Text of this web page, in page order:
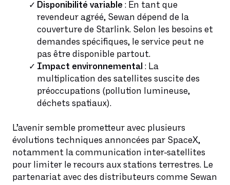
Disponibilité variable : En tant que
revendeur agréé, Sewan dépend de la
couverture de Starlink. Selon les besoins et
demandes spécifiques, le service peut ne
pas être disponible partout.
Impact environnemental : La
multiplication des satellites suscite des
préoccupations (pollution lumineuse,
déchets spatiaux).
L’avenir semble prometteur avec plusieurs
évolutions techniques annoncées par SpaceX,
notamment la communication inter-satellites
pour limiter le recours aux stations terrestres. Le
partenariat avec des distributeurs comme Sewan